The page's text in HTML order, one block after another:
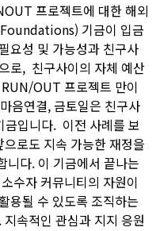
프로젝트에 대한 해외
기금이 입금
요성 및 가능성과 친구사
로, 친구사이의 자체 예산
OUT 프로젝트 만이
음연결, 금토일은 친구사
금입니다. 이전 사례를 보
로도 지속 가능한 재정을
니다. 이 기금에서 끝나는
수자 커뮤니티의 자원이
용될 수 있도록 조직하는
속적인 관심과 지지 응원